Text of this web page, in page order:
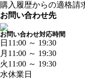
購入履歴からの適格請
お問い合わせ先
お問い合わせ対応時間
日 11:00 ～ 19:30
月 11:00 ～ 19:30
火11:00 ～ 19:30
水休業日